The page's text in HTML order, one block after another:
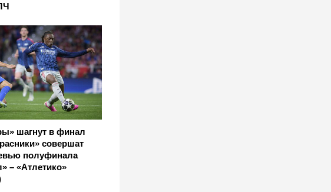
шагнут в финал
совершат
полуфинала
– «Атлетико»